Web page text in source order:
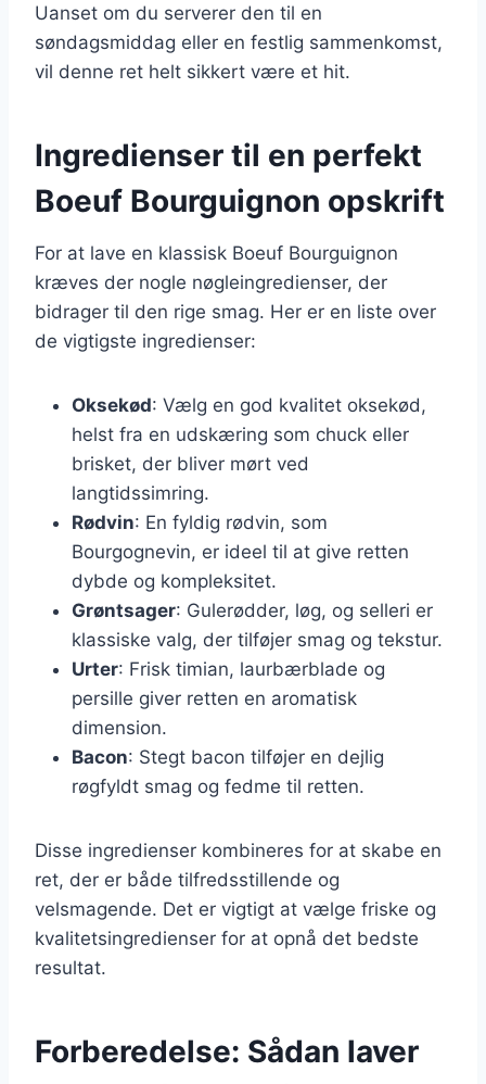
Uanset om du serverer den til en
søndagsmiddag eller en festlig sammenkomst,
vil denne ret helt sikkert være et hit.
Ingredienser til en perfekt
Boeuf Bourguignon opskrift
For at lave en klassisk Boeuf Bourguignon
kræves der nogle nøgleingredienser, der
bidrager til den rige smag. Her er en liste over
de vigtigste ingredienser:
Oksekød: Vælg en god kvalitet oksekød,
helst fra en udskæring som chuck eller
brisket, der bliver mørt ved
langtidssimring.
Rødvin: En fyldig rødvin, som
Bourgognevin, er ideel til at give retten
dybde og kompleksitet.
Grøntsager: Gulerødder, løg, og selleri er
klassiske valg, der tilføjer smag og tekstur.
Urter: Frisk timian, laurbærblade og
persille giver retten en aromatisk
dimension.
Bacon: Stegt bacon tilføjer en dejlig
røgfyldt smag og fedme til retten.
Disse ingredienser kombineres for at skabe en
ret, der er både tilfredsstillende og
velsmagende. Det er vigtigt at vælge friske og
kvalitetsingredienser for at opnå det bedste
resultat.
Forberedelse: Sådan laver